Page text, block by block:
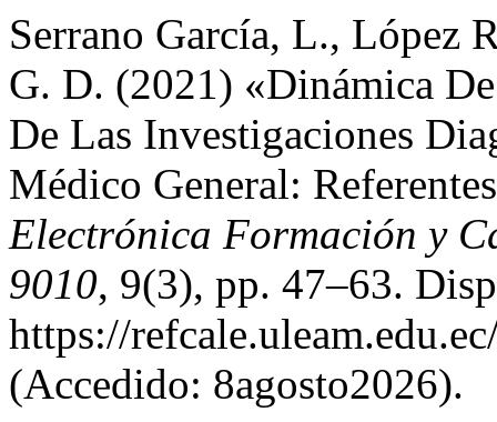
Serrano García, L., López
G. D. (2021) «Dinámica
De Las Investigaciones
Médico General:
Electrónica Formación y
9010, 9(3), pp. 47–63.
https://
(Accedido: 8agosto2026).